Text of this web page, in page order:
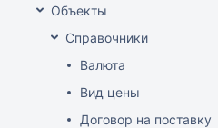
Объекты
Справочники
Валюта
Вид цены
Договор на поставку